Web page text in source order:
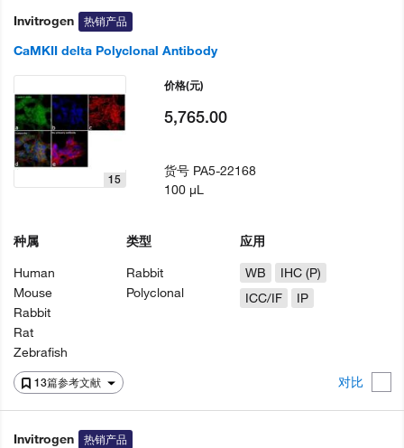
Invitrogen 热销产品
CaMKII delta Polyclonal Antibody
13篇参考文献 对比
15
种属
Human
Mouse
Rabbit
Rat
Zebrafish
类型
Rabbit
Polyclonal
应用
WB
IHC (P)
ICC/IF
IP
价格(元)
5,765.00
货号 PA5-22168
100 µL
Invitrogen 热销产品